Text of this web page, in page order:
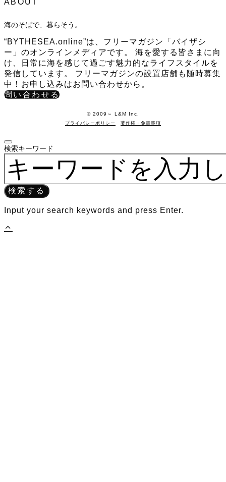
ABOUT
海のそばで、暮らそう。
“BYTHESEA.online”は、フリーマガジン「バイザシ
ー」のオンラインメディアです。 海を愛する皆さまに向
け、日常に海を感じて過ごす魅力的なライフスタイルを
発信しています。 フリーマガジンの設置店舗も随時募集
中！お申し込みはお問い合わせから。
問い合わせる
©️ 2009～ L&M Inc.
プライバシーポリシー 著作権・免責事項
検索キーワード
検索する
Input your search keywords and press Enter.